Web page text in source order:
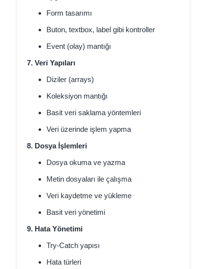
Form tasarımı
Buton, textbox, label gibi kontroller
Event (olay) mantığı
7. Veri Yapıları
Diziler (arrays)
Koleksiyon mantığı
Basit veri saklama yöntemleri
Veri üzerinde işlem yapma
8. Dosya İşlemleri
Dosya okuma ve yazma
Metin dosyaları ile çalışma
Veri kaydetme ve yükleme
Basit veri yönetimi
9. Hata Yönetimi
Try-Catch yapısı
Hata türleri